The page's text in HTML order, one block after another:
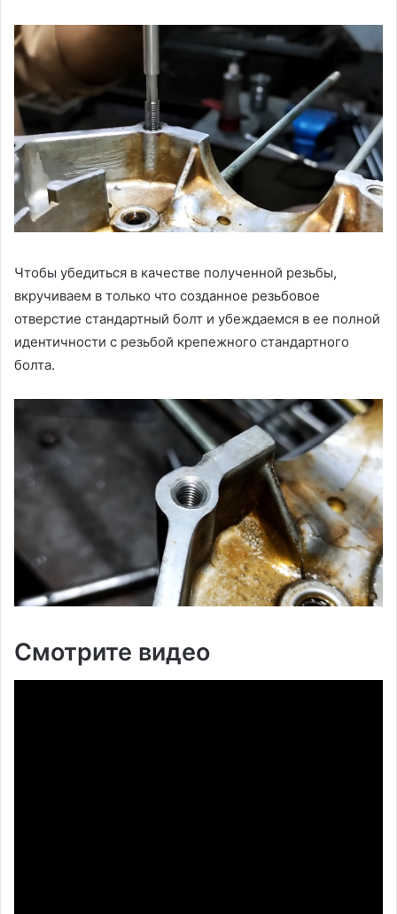
Чтобы убедиться в качестве полученной резьбы,
вкручиваем в только что созданное резьбовое
отверстие стандартный болт и убеждаемся в ее полной
идентичности с резьбой крепежного стандартного
болта.
Смотрите видео